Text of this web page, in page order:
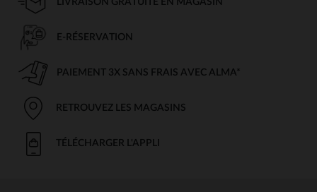
E-RÉSERVATION
PAIEMENT 3X SANS FRAIS AVEC ALMA*
RETROUVEZ LES MAGASINS
TÉLÉCHARGER L'APPLI